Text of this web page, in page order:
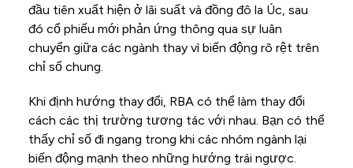
đầu tiên xuất hiện ở lãi suất và đồng đô la Úc, sau
đó cổ phiếu mới phản ứng thông qua sự luân
chuyển giữa các ngành thay vì biến động rõ rệt trên
chỉ số chung.
Khi định hướng thay đổi, RBA có thể làm thay đổi
cách các thị trường tương tác với nhau. Bạn có thể
thấy chỉ số đi ngang trong khi các nhóm ngành lại
biến động mạnh theo những hướng trái ngược.